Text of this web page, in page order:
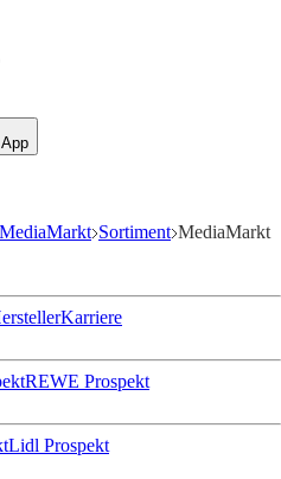
MediaMarkt Sortiment MediaMarkt
Karriere
REWE Prospekt
Lidl Prospekt